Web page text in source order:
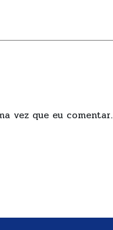
vez que eu comentar.